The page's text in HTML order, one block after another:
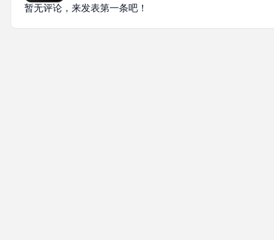
暂无评论，来发表第一条吧！